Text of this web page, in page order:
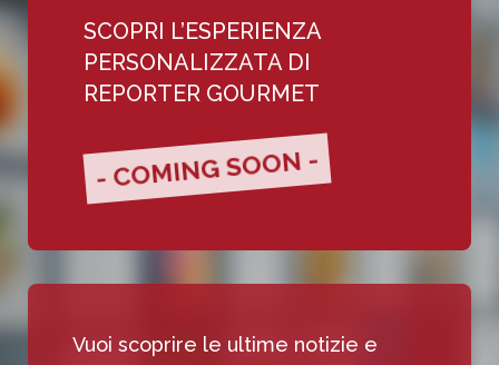
SCOPRI L’ESPERIENZA
PERSONALIZZATA DI
REPORTER GOURMET
- COMING SOON -
Vuoi scoprire le ultime notizie e